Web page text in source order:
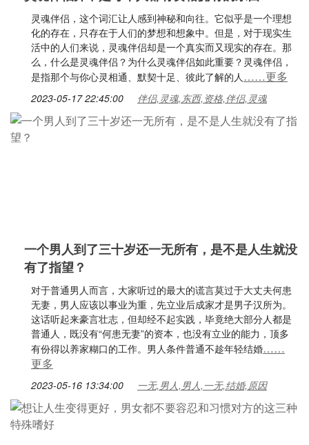
灵魂伴侣，这个词汇让人感到神秘和向往。它似乎是一个理想
化的存在，只存在于人们的梦想和想象中。但是，对于现实生
活中的人们来说，灵魂伴侣却是一个真实而又现实的存在。那
么，什么是灵魂伴侣？为什么灵魂伴侣如此重要？灵魂伴侣，
是指那个与你心灵相通、默契十足、彼此了解的人……更多
2023-05-17 22:45:00 伴侣,灵魂,东西,资格,伴侣,灵魂
一个男人到了三十岁还一无所有，是不是人生就没
有了指望？
对于普通男人而言，大家听过的最大的谎言莫过于大丈夫何患
无妻，男人应该以事业为重，先立业后成家才是男子汉所为。
这话听起来豪言壮志，但却经不起实践，毕竟绝大部分人都是
普通人，既没有“何患无妻”的资本，也没有立业的能力，顶多
有份得以养家糊口的工作。男人条件普通不趁年轻结婚……
更多
2023-05-16 13:34:00 一无,男人,男人,一无,结婚,原因